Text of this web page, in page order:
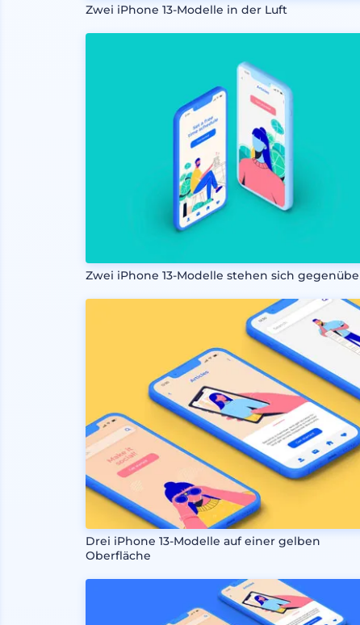
Zwei iPhone 13-Modelle in der Luft
Zwei iPhone 13-Modelle stehen sich
Drei iPhone 13-Modelle auf einer gelben
Oberfläche